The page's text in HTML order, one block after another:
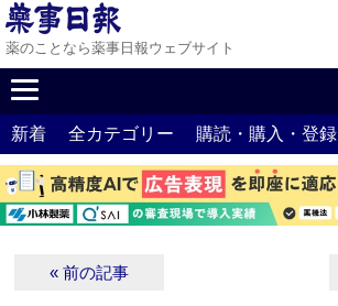
薬のことなら薬事日報ウェブサイト
新着 全カテゴリー 購読・購入・登録
« 前の記事